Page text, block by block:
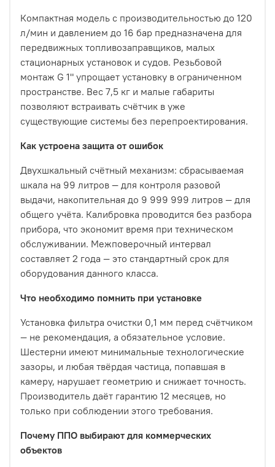
Компактная модель с производительностью до 120
л/мин и давлением до 16 бар предназначена для
передвижных топливозаправщиков, малых
стационарных установок и судов. Резьбовой
монтаж G 1" упрощает установку в ограниченном
пространстве. Вес 7,5 кг и малые габариты
позволяют встраивать счётчик в уже
существующие системы без перепроектирования.
Как устроена защита от ошибок
Двухшкальный счётный механизм: сбрасываемая
шкала на 99 литров — для контроля разовой
выдачи, накопительная до 9 999 999 литров — для
общего учёта. Калибровка проводится без разбора
прибора, что экономит время при техническом
обслуживании. Межповерочный интервал
составляет 2 года — это стандартный срок для
оборудования данного класса.
Что необходимо помнить при установке
Установка фильтра очистки 0,1 мм перед счётчиком
— не рекомендация, а обязательное условие.
Шестерни имеют минимальные технологические
зазоры, и любая твёрдая частица, попавшая в
камеру, нарушает геометрию и снижает точность.
Производитель даёт гарантию 12 месяцев, но
только при соблюдении этого требования.
Почему ППО выбирают для коммерческих
объектов